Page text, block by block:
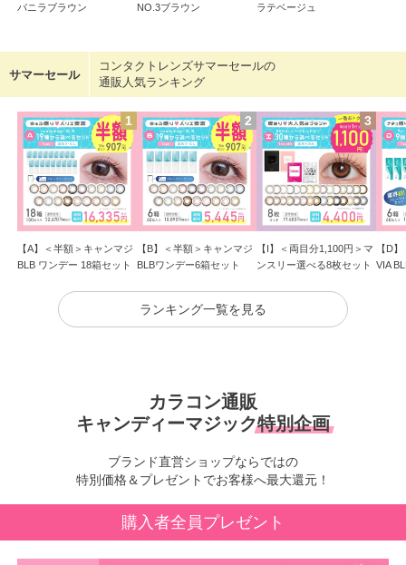
バニラブラウン
NO.3ブラウン
ラテベージュ
コンタクトレンズサマーセールの
通販人気ランキング
【A】＜半額＞キャンマジ
BLB ワンデー 18箱セット
【B】＜半額＞キャンマジ
BLBワンデー6箱セット
【I】＜両目分1,100円＞マ
ンスリー選べる8枚セット
【D
VIA
ランキング一覧を見る
カラコン通販
キャンディーマジック特別企画
ブランド直営ショップならではの
特別価格＆プレゼントでお客様へ最大還元！
購入者全員プレゼント